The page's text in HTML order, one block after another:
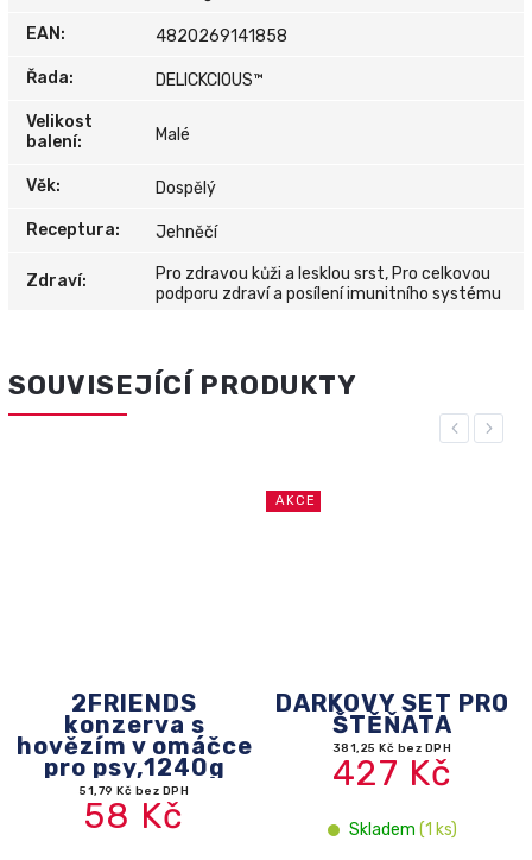
EAN : 4820269141858
Řada: DELICKCIOUS™
Velikost
balení: Malé
Věk: Dospělý
Receptura: Jehněčí
Zdraví:
Pro zdravou kůži a lesklou srst, Pro celkovou
podporu zdraví a posílení imunitního systému
SOUVISEJÍCÍ PRODUKTY
Previous
2FRIENDS
konzerva s
hovězím v omáčce
pro psy,1240g
51,79 Kč bez DPH
58 Kč
AKCE
DÁRKOVÝ SET PRO
ŠTĚŇATA
381,25 Kč bez DPH
427 Kč
Skladem (1 ks)
Next